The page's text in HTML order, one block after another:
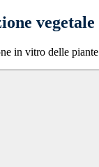
vegetale
in vitro delle piante